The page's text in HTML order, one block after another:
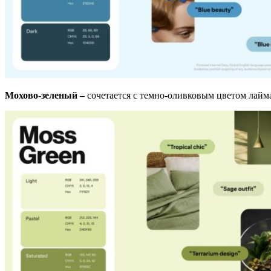
Мохово-зеленый –сочетается с темно-оливковым цветом